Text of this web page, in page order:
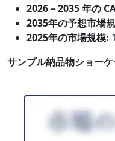
2026－2035 年の
2035年の予想市場
2025年の市場規模:
サンプル納品物ショー